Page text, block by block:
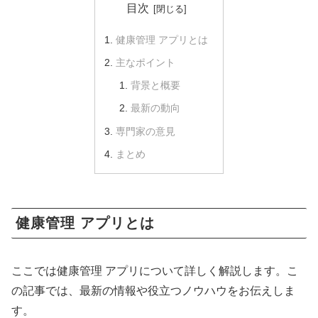
目次
健康管理 アプリとは
主なポイント
背景と概要
最新の動向
専門家の意見
まとめ
健康管理 アプリとは
ここでは健康管理 アプリについて詳しく解説します。こ
の記事では、最新の情報や役立つノウハウをお伝えしま
す。